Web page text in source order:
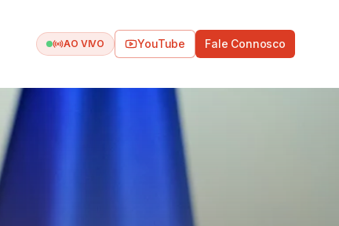
AO VIVO YouTube Fale Connosco